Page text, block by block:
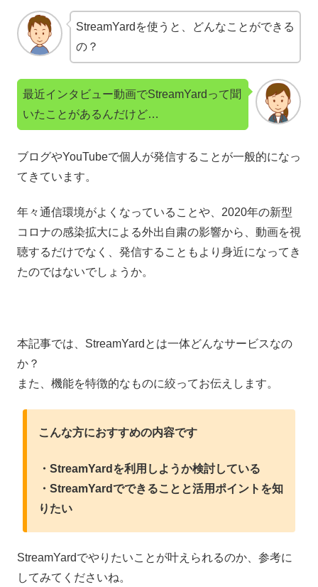
StreamYardを使うと、どんなことができる
の？
最近インタビュー動画でStreamYardって聞
いたことがあるんだけど…
ブログやYouTubeで個人が発信することが一般的になっ
てきています。
年々通信環境がよくなっていることや、2020年の新型
コロナの感染拡大による外出自粛の影響から、動画を視
聴するだけでなく、発信することもより身近になってき
たのではないでしょうか。
本記事では、StreamYardとは一体どんなサービスなの
か？
また、機能を特徴的なものに絞ってお伝えします。
こんな方におすすめの内容です
・StreamYardを利用しようか検討している
・StreamYardでできることと活用ポイントを知
りたい
StreamYardでやりたいことが叶えられるのか、参考に
してみてくださいね。